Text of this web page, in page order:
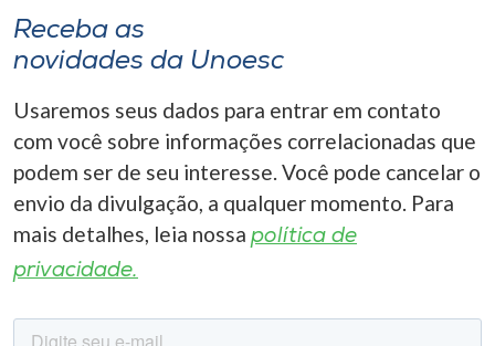
Receba as
novidades da Unoesc
Usaremos seus dados para entrar em contato
com você sobre informações correlacionadas que
podem ser de seu interesse. Você pode cancelar o
envio da divulgação, a qualquer momento. Para
mais detalhes, leia nossa política de
privacidade.